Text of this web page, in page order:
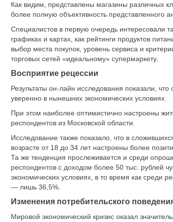
Как видим, представлены магазины различных
более полную объективность представленного
Специалистов в первую очередь интересовали
графиках и картах, как рейтинги продуктов
выбор места покупок, уровень сервиса и
торговых сетей «идеальному» супермаркету.
Восприятие рецессии
Результаты он-лайн исследования показали,
уверенно в нынешних экономических условиях.
При этом наиболее оптимистично настроены
респондентов из Московской области.
Исследование также показало, что в
возрасте от 18 до 34 лет настроены более
Та же тенденция прослеживается и среди
респондентов с доходом более 50 тыс. рублей
экономических условиях, в то время как среди
— лишь 36,5%.
Изменения потребительского
Мировой экономический кризис оказал